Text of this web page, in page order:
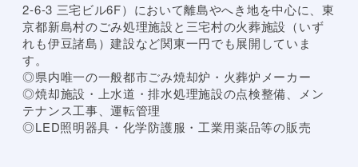
2-6-3 三宅ビル6F）において離島やへき地を中心に、東
京都新島村のごみ処理施設と三宅村の火葬施設（いず
れも伊豆諸島）建設など関東一円でも展開していま
す。
◎県内唯一の一般都市ごみ焼却炉・火葬炉メーカー
◎焼却施設・上水道・排水処理施設の点検整備、メン
テナンス工事、運転管理
◎LED照明器具・化学防護服・工業用薬品等の販売